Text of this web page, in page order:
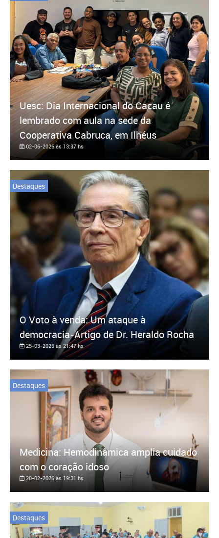
Uesc: Dia Internacional do Cacau é
lembrado com aula na sede da
Cooperativa Cabruca, em Ilhéus
02-06-2026 às 13:37 hs
Destaques
O Voto à venda: Um ataque à
democracia-Artigo de Dr. Heraldo Rocha
25-03-2026 às 21:47 hs
Destaques
Medicina: Hemodinâmica amplia cuidado
com o coração idoso
20-02-2026 às 19:31 hs
Destaques